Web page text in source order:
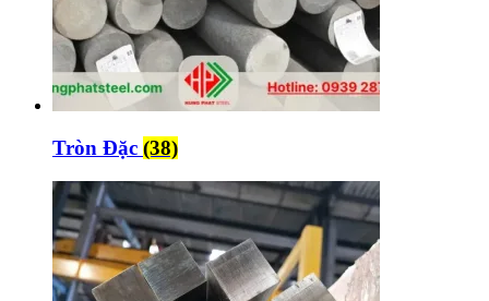
Tròn Đặc (38)